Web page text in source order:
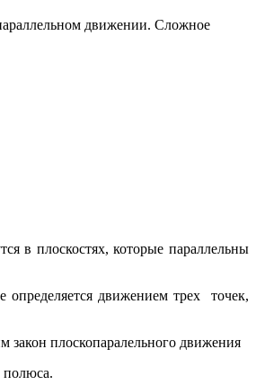
движении. Сложное
в плоскостях, которые параллельны
определяется движением трех точек,
закон плоскопаралельного движения
полюса.